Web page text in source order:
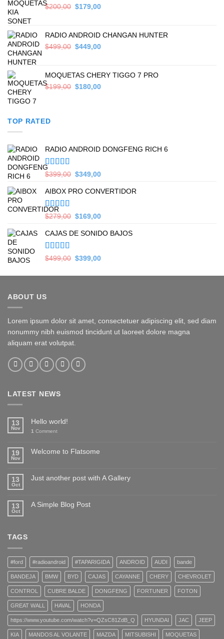
$200,00 Original
$200,00.
$179,00Current
$179,00.
RADIO ANDROID CHANGAN HUNTER
$499,00 Original
$499,00.
$449,00Current
$449,00.
MOQUETAS CHERY TIGGO 7 PRO
$199,00 Original
$180,00Current
TOP RATED
RADIO ANDROID DONGFENG RICH 6
Valorado en
$399,00 Original
was:
$349,00Current
is:
AIBOX PRO CONVERTIDOR
Valorado en
$279,00 Original
was:
$169,00Current
is:
CAJAS DE SONIDO BAJOS
Valorado en
$499,00 Original
was:
$399,00Current
is:
ABOUT US
Lorem ipsum dolor sit amet, consectetuer adipiscing elit, sed diam
nonummy nibh euismod tincidunt ut laoreet dolore magna
aliquam erat volutpat.
LATEST NEWS
13
Nov
Hello world!
1 Comment
19
Nov
Welcome to Flatsome
13
Oct
Just another post with A Gallery
13
Oct
A Simple Blog Post
TAGS
#ford #radioandroid #TAPARIGIDA ANDROID AUDI bande
BANDEJA BMW BYD CAJAS CAYANNE CHERY CHEVROLET
CONTROL CUBRE BALDE DONGFENG FORTUNER FOTON
GREAT WALL HAVAL HONDA
https://www.youtube.com/watch?v=QZsC81ZdB_Q HYUNDAI JAC JEEP
KIA MANDOS AL VOLANTE MAZDA MITSUBISHI MOQUETAS